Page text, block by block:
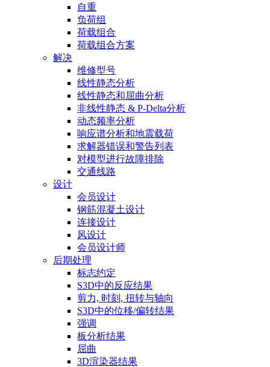
自重
负荷组
荷载组合
荷载组合方案
解决
维修型号
线性静态分析
线性静态和屈曲分析
非线性静态 & P-Delta分析
动态频率分析
响应谱分析和地震载荷
求解器错误和警告列表
对模型进行故障排除
交通线路
设计
会员设计
钢筋混凝土设计
连接设计
风设计
会员设计师
后期处理
标志约定
S3D中的反应结果
剪力, 时刻, 扭转与轴向
S3D中的位移/偏转结果
强调
板分析结果
屈曲
3D渲染器结果